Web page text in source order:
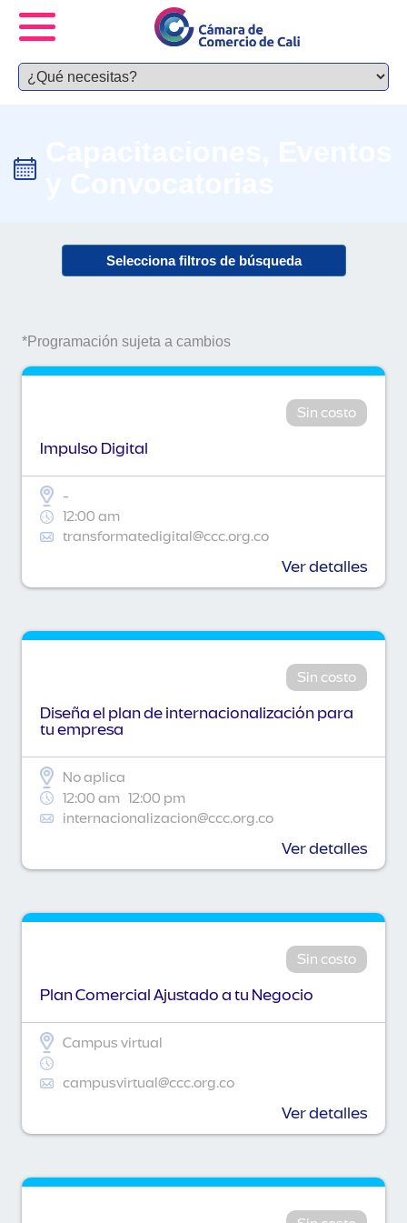
Selecciona filtros de búsqueda
*Programación sujeta a cambios
Sin costo
Impulso Digital
-
12:00 am
transformatedigital@ccc.org.co
Ver detalles
Sin costo
Diseña el plan de internacionalización para
tu empresa
No aplica
12:00 am 12:00 pm
internacionalizacion@ccc.org.co
Ver detalles
Sin costo
Plan Comercial Ajustado a tu Negocio
Campus virtual
campusvirtual@ccc.org.co
Ver detalles